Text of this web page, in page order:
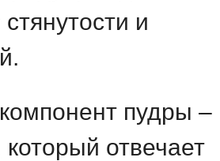
и
пудры –
который отвечает